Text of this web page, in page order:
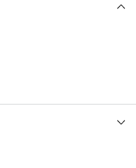
com acabamento